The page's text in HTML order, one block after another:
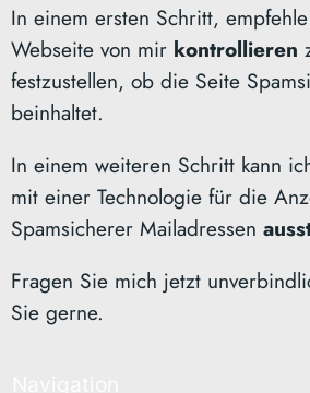
In einem ersten Schritt,
Webseite von mir kontrollieren
festzustellen, ob die Seite
beinhaltet.
In einem weiteren Schritt kann
mit einer Technologie für die
Spamsicherer Mailadressen
Fragen Sie mich jetzt
Sie gerne.